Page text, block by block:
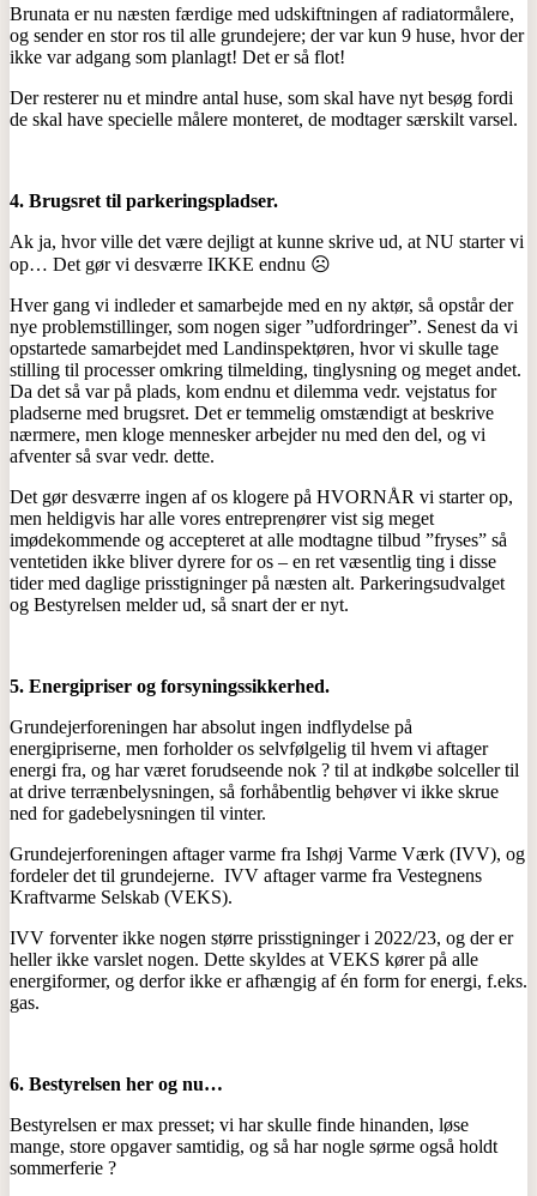
Brunata er nu næsten færdige med udskiftningen af radiatormålere,
og sender en stor ros til alle grundejere; der var kun 9 huse, hvor der
ikke var adgang som planlagt! Det er så flot!
Der resterer nu et mindre antal huse, som skal have nyt besøg fordi
de skal have specielle målere monteret, de modtager særskilt varsel.
4. Brugsret til parkeringspladser.
Ak ja, hvor ville det være dejligt at kunne skrive ud, at NU starter vi
op… Det gør vi desværre IKKE endnu ☹
Hver gang vi indleder et samarbejde med en ny aktør, så opstår der
nye problemstillinger, som nogen siger ”udfordringer”. Senest da vi
opstartede samarbejdet med Landinspektøren, hvor vi skulle tage
stilling til processer omkring tilmelding, tinglysning og meget andet.
Da det så var på plads, kom endnu et dilemma vedr. vejstatus for
pladserne med brugsret. Det er temmelig omstændigt at beskrive
nærmere, men kloge mennesker arbejder nu med den del, og vi
afventer så svar vedr. dette.
Det gør desværre ingen af os klogere på HVORNÅR vi starter op,
men heldigvis har alle vores entreprenører vist sig meget
imødekommende og accepteret at alle modtagne tilbud ”fryses” så
ventetiden ikke bliver dyrere for os – en ret væsentlig ting i disse
tider med daglige prisstigninger på næsten alt. Parkeringsudvalget
og Bestyrelsen melder ud, så snart der er nyt.
5. Energipriser og forsyningssikkerhed.
Grundejerforeningen har absolut ingen indflydelse på
energipriserne, men forholder os selvfølgelig til hvem vi aftager
energi fra, og har været forudseende nok ? til at indkøbe solceller til
at drive terrænbelysningen, så forhåbentlig behøver vi ikke skrue
ned for gadebelysningen til vinter.
Grundejerforeningen aftager varme fra Ishøj Varme Værk (IVV), og
fordeler det til grundejerne. IVV aftager varme fra Vestegnens
Kraftvarme Selskab (VEKS).
IVV forventer ikke nogen større prisstigninger i 2022/23, og der er
heller ikke varslet nogen. Dette skyldes at VEKS kører på alle
energiformer, og derfor ikke er afhængig af én form for energi, f.eks.
gas.
6. Bestyrelsen her og nu…
Bestyrelsen er max presset; vi har skulle finde hinanden, løse
mange, store opgaver samtidig, og så har nogle sørme også holdt
sommerferie ?